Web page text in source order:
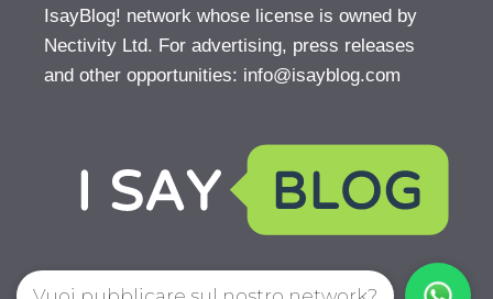
IsayBlog! network whose license is owned by
Nectivity Ltd. For advertising, press releases
and other opportunities: info@isayblog.com